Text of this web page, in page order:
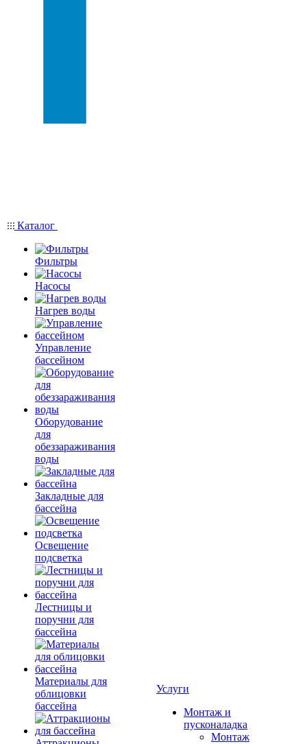
Каталог
Фильтры
Насосы
Нагрев воды
Управление
бассейном
Оборудование
для
обеззараживания
воды
Закладные для
бассейна
Освещение
подсветка
Лестницы и
поручни для
бассейна
Материалы для
облицовки
бассейна
Услуги
Монтаж и
пусконаладка
Монтаж